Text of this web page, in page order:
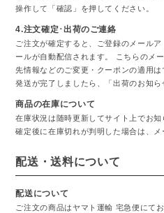
操作して「確認」を押してください。
4.注文確定･出荷のご連絡
ご注文が確定すると、ご登録のメール
ールが自動配信されます。 こちらのメ
先情報などのご変更・クーポンの適用は
発送が完了しましたら、「出荷のお知ら
商品の在庫について
在庫状況は随時更新してサイト上でお
確定後に在庫切れが判明した場合は、メ
配送・送料について
配送について
ご注文の商品はヤマト運輸 宅急便にて